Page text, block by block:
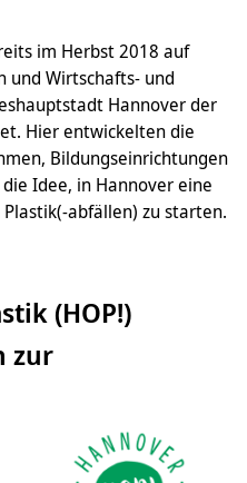
im Herbst 2018 auf
Wirtschafts- und
Hannover der
Hier entwickelten die
Bildungseinrichtungen
Idee, in Hannover eine
abfällen) zu starten.
(HOP!)
zur